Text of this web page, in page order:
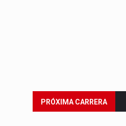
PRÓXIMA CARRERA